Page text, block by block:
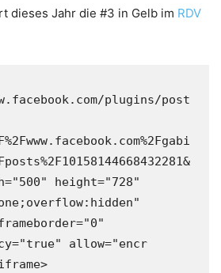
dieses Jahr die #3 in Gelb im RDV
plugins/post
height="728"
allow="encr